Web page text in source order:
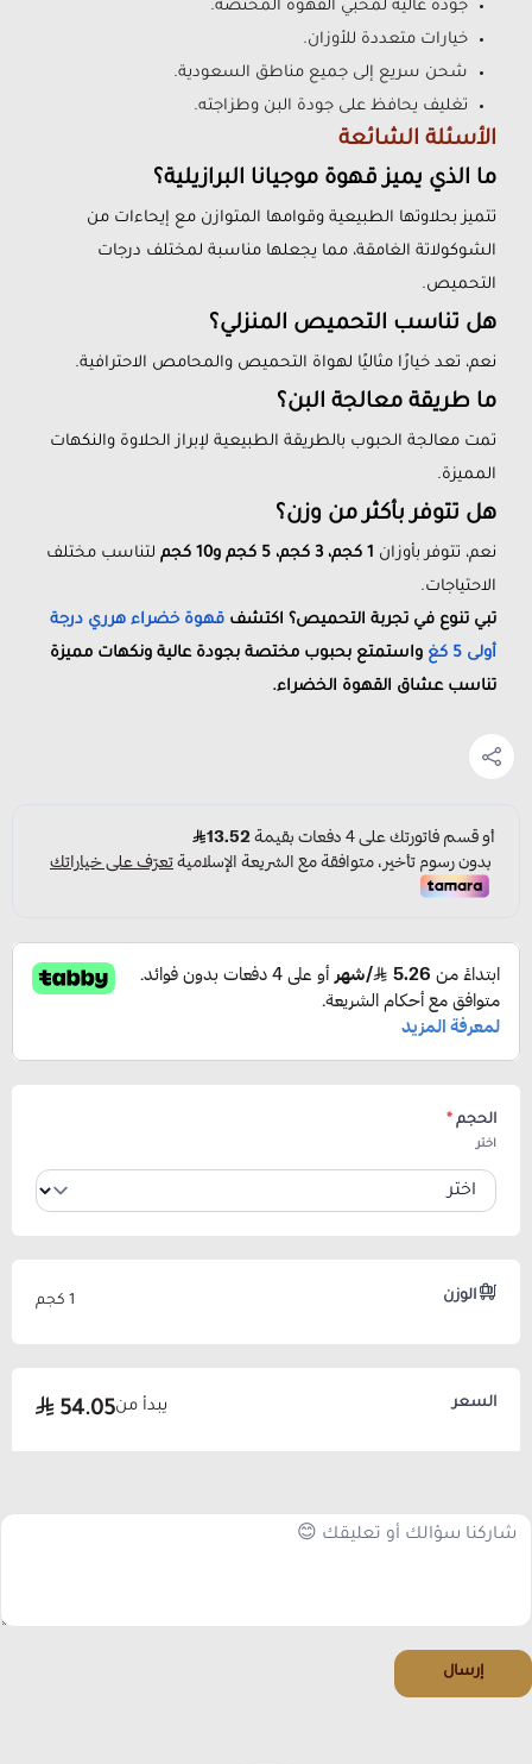
جودة عالية لمحبي القهوة المختصة.
خيارات متعددة للأوزان.
شحن سريع إلى جميع مناطق السعودية.
تغليف يحافظ على جودة البن وطزاجته.
الأسئلة الشائعة
ما الذي يميز قهوة موجيانا البرازيلية؟
تتميز بحلاوتها الطبيعية وقوامها المتوازن مع إيحاءات من
الشوكولاتة الغامقة، مما يجعلها مناسبة لمختلف درجات
التحميص.
هل تناسب التحميص المنزلي؟
نعم، تعد خيارًا مثاليًا لهواة التحميص والمحامص الاحترافية.
ما طريقة معالجة البن؟
تمت معالجة الحبوب بالطريقة الطبيعية لإبراز الحلاوة والنكهات
المميزة.
هل تتوفر بأكثر من وزن؟
نعم، تتوفر بأوزان 1 كجم، 3 كجم، 5 كجم و10 كجم
لتناسب مختلف
الاحتياجات.
تبي تنوع في تجربة التحميص؟ اكتشف قهوة خضراء هرري درجة
أولى 5 كغ
واستمتع بحبوب مختصة بجودة عالية ونكهات مميزة
تناسب عشاق القهوة الخضراء.
الحجم *
اختر
الوزن 1 كجم
السعر يبدأ من54.05
إرسال